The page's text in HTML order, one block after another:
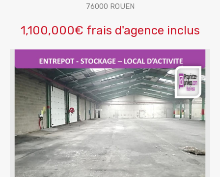
76000 ROUEN
1,100,000€ frais d'agence inclus